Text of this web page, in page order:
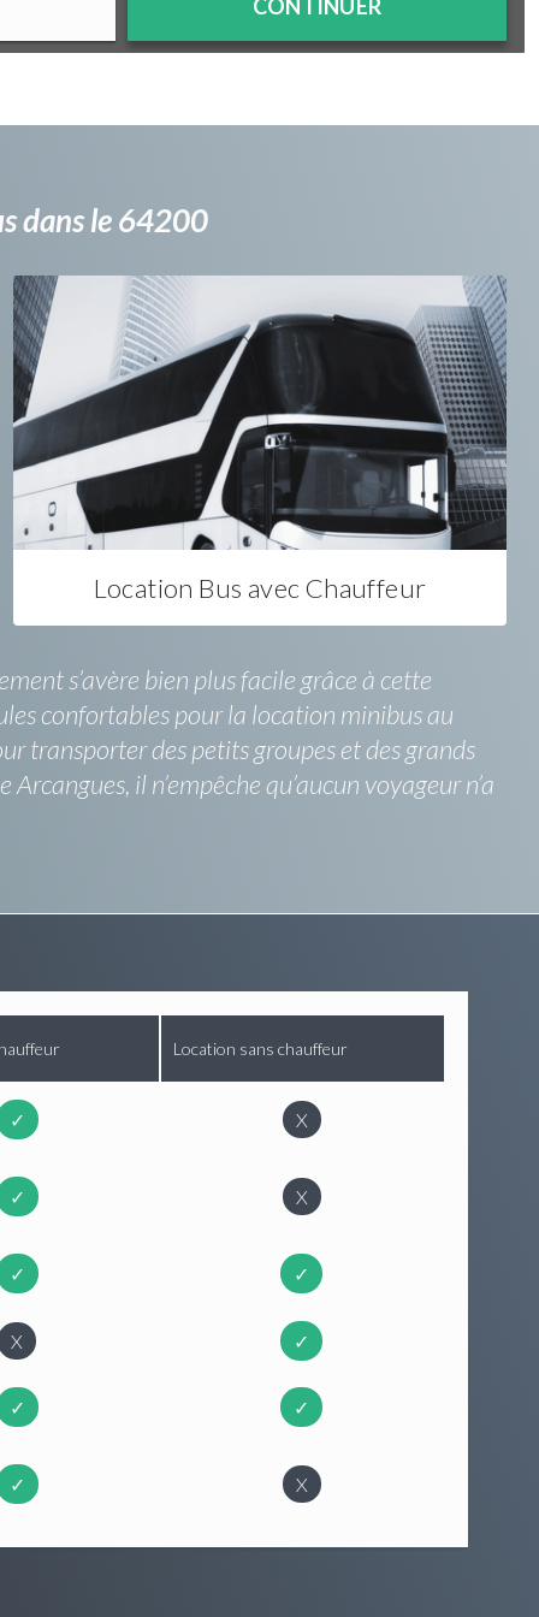
CONTINUER
dans le 64200
Location Bus avec Chauffeur
s’avère bien plus facile grâce à cette
confortables pour la location minibus au
transporter des petits groupes et des grands
il n’empêche qu’aucun voyageur n’a
Location sans chauffeur
✓ X
✓ X
✓ ✓
X ✓
✓ ✓
✓ X